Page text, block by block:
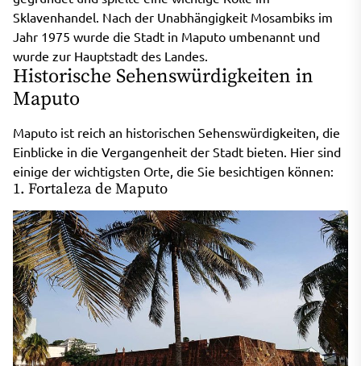
Sklavenhandel. Nach der Unabhängigkeit Mosambiks im
Jahr 1975 wurde die Stadt in Maputo umbenannt und
wurde zur Hauptstadt des Landes.
Historische Sehenswürdigkeiten in
Maputo
Maputo ist reich an historischen Sehenswürdigkeiten, die
Einblicke in die Vergangenheit der Stadt bieten. Hier sind
einige der wichtigsten Orte, die Sie besichtigen können:
1. Fortaleza de Maputo